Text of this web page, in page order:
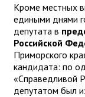
Кроме местных
едиными днями
депутата в
Российской
Приморского
кандидата: по
«Справедливой
депутатом был